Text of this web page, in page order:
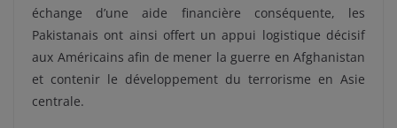
échange d’une aide financière conséquente, les
Pakistanais ont ainsi offert un appui logistique décisif
aux Américains afin de mener la guerre en Afghanistan
et contenir le développement du terrorisme en Asie
centrale.